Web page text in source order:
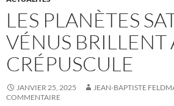
LES PLANÈTES
VÉNUS BRILLENT
CRÉPUSCULE
JANVIER 25, 2025 JEAN-BAPTISTE
COMMENTAIRE